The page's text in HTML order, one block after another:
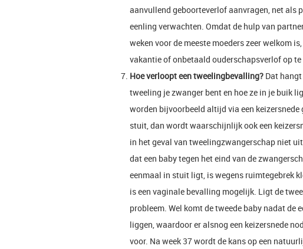
aanvullend geboorteverlof aanvragen, net als
eenling verwachten. Omdat de hulp van
weken voor de meeste moeders zeer welkom
vakantie of onbetaald ouderschapsverlof op te
Hoe verloopt een tweelingbevalling? Dat hangt
tweeling je zwanger bent en hoe ze in je buik
worden bijvoorbeeld altijd via een
stuit, dan wordt waarschijnlijk ook een
in het geval van tweelingzwangerschap niet
dat een baby tegen het eind van de
eenmaal in stuit ligt, is wegens ruimtegebrek
is een vaginale bevalling mogelijk. Ligt de
probleem. Wel komt de tweede baby nadat de
liggen, waardoor er alsnog een keizersnede
voor. Na week 37 wordt de kans op een